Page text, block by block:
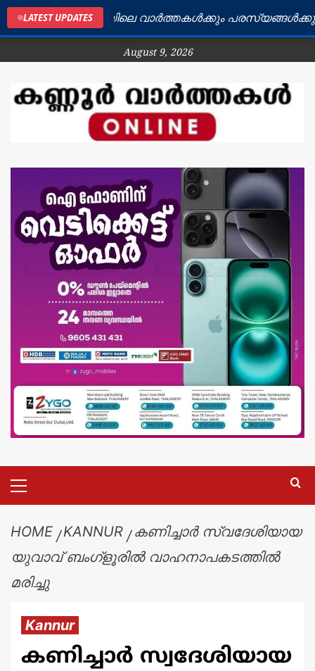
LATEST UPDATES
കണ്ണൂർ ജില്ലയിലെ വാർത്തകൾക്കും പരസ്യങ്ങൾക്കും
August 9, 2026
HOME KANNUR
കണിച്ചാർ സ്വദേശിയായ
യുവാവ് ബംഗ്ളൂരിൽ വാഹനാപകടത്തിൽ
മരിച്ചു
Kannur
കണിച്ചാർ സ്വദേശിയായ